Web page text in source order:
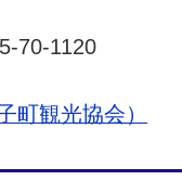
70-1120
町観光協会）